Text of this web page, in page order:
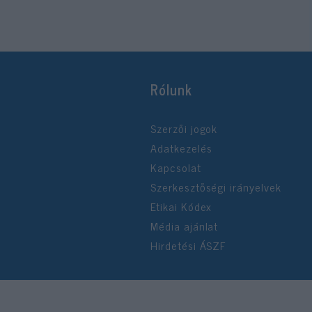
Rólunk
Szerzői jogok
Adatkezelés
Kapcsolat
Szerkesztőségi irányelvek
Etikai Kódex
Média ajánlat
Hirdetési ÁSZF